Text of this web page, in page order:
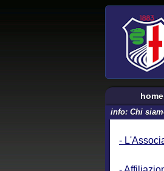
home
info: Chi
-